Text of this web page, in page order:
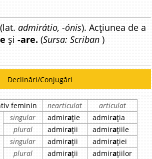
admirátio, -ónis). Acțiunea de a
și-are. (Sursa: Scriban )
Declinări/Conjugări
feminin nearticulat
articulat
singular admirație admirația
plural
admirații admirațiile
singular admirații admirației
plural
admirații admirațiilor